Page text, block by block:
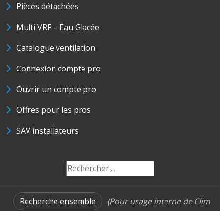
Pièces détachées
Multi VRF – Eau Glacée
Catalogue ventilation
Connexion compte pro
Ouvrir un compte pro
Offres pour les pros
SAV installateurs
Recherche ensemble
(Pour usage interne de Clim